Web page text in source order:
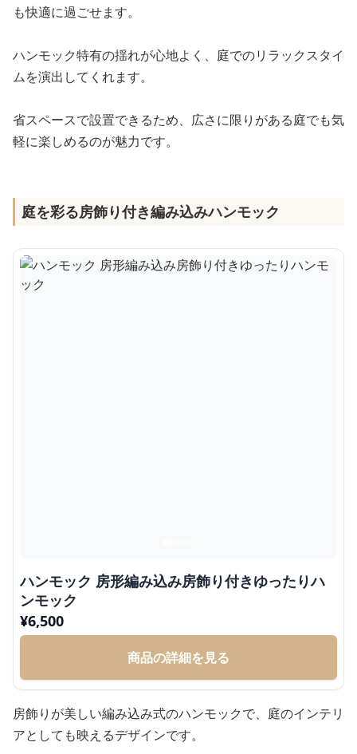
も快適に過ごせます。
ハンモック特有の揺れが心地よく、庭でのリラックスタイ
ムを演出してくれます。
省スペースで設置できるため、広さに限りがある庭でも気
軽に楽しめるのが魅力です。
庭を彩る房飾り付き編み込みハンモック
ハンモック 房形編み込み房飾り付きゆったりハ
ンモック
¥6,500
商品の詳細を見る
房飾りが美しい編み込み式のハンモックで、庭のインテリ
アとしても映えるデザインです。